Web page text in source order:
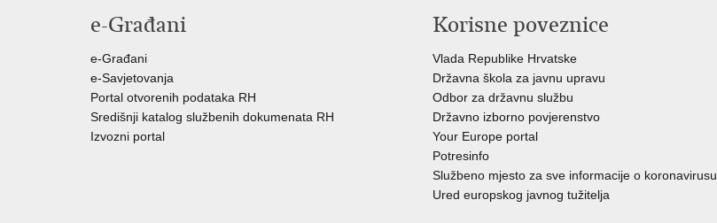
e-Građani
e-Građani
e-Savjetovanja
Portal otvorenih podataka RH
Središnji katalog službenih dokumenata RH
Izvozni portal
Korisne poveznice
Vlada Republike Hrvatske
Državna škola za javnu upravu
Odbor za državnu službu
Državno izborno povjerenstvo
Your Europe portal
Potresinfo
Službeno mjesto za sve informacije o koronavirusu
Ured europskog javnog tužitelja